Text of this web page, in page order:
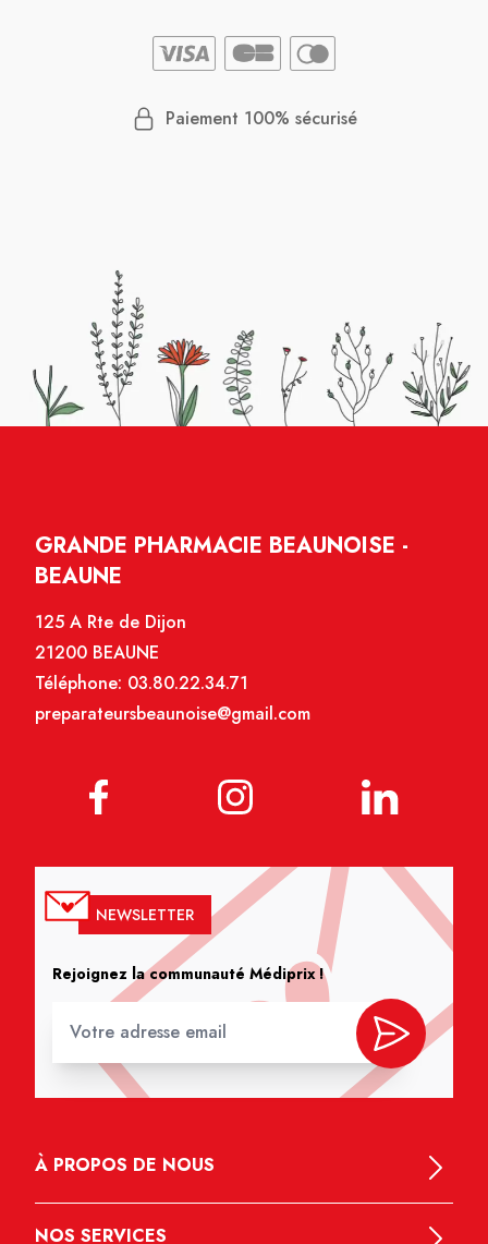
Paiement 100% sécurisé
GRANDE PHARMACIE BEAUNOISE -
BEAUNE
125 A Rte de Dijon
21200 BEAUNE
Téléphone: 03.80.22.34.71
preparateursbeaunoise@gmail.com
NEWSLETTER
Rejoignez la communauté Médiprix !
À PROPOS DE NOUS
NOS SERVICES